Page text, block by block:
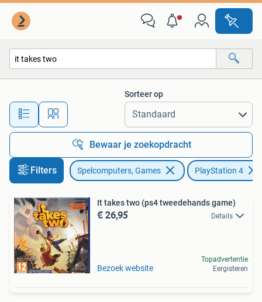
Alle afstanden…
Sorteer op
Bewaar je zoekopdracht
Filters Spelcomputers, Games PlayStation 4
It takes two (ps4 tweedehands game)
€ 26,95 Details
Bezoek website
Topadvertentie
Eergisteren